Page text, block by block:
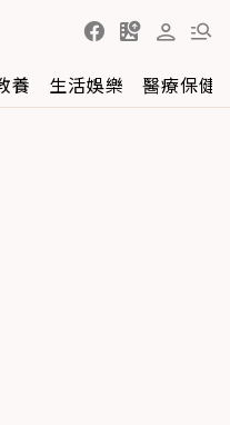
養 生活娛樂 醫療保健